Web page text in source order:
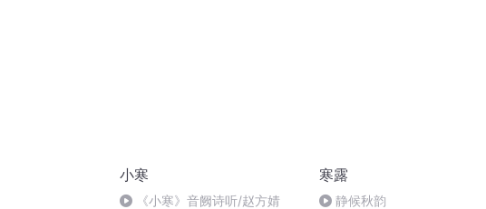
小寒
《小寒》音阙诗听/赵方婧
寒露
静候秋韵